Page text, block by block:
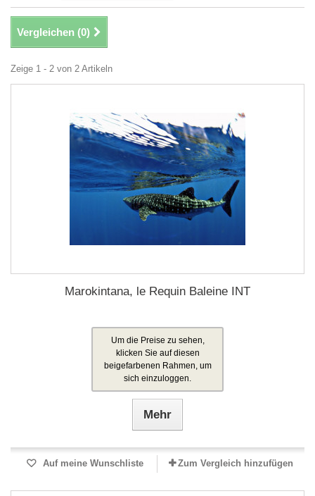
Vergleichen (0)
Zeige 1 - 2 von 2 Artikeln
Marokintana, le Requin Baleine INT
Um die Preise zu sehen,
klicken Sie auf diesen
beigefarbenen Rahmen, um
sich einzuloggen.
Mehr
Auf meine Wunschliste Zum Vergleich hinzufügen